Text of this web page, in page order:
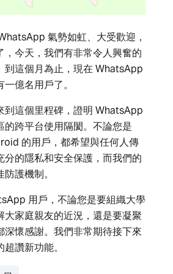
氣勢如虹、大受歡迎，
，今天，我們有非常令人興奮的
到這個月為止，現在 WhatsApp
億名用戶了。
到這個里程碑，證明 WhatsApp
的跨平台使用隔閡。不論您是
的用戶，都希望與任何人傳
分的隱私和安全保護，而我們的
護機制。
用戶，不論您是要組織大學
大家庭親友的近況，還是要凝聚
深懷感謝。我們非常期待接下來
讚新功能。